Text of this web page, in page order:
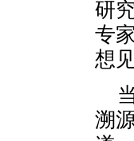
研
专
想
溯